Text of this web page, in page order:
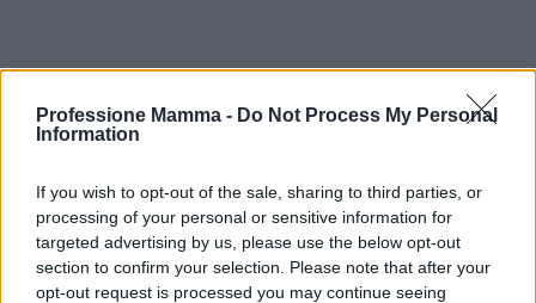
Professione Mamma - Do Not Process My Personal
Information
If you wish to opt-out of the sale, sharing to third parties, or
processing of your personal or sensitive information for
targeted advertising by us, please use the below opt-out
section to confirm your selection. Please note that after your
opt-out request is processed you may continue seeing
Continua a leggere